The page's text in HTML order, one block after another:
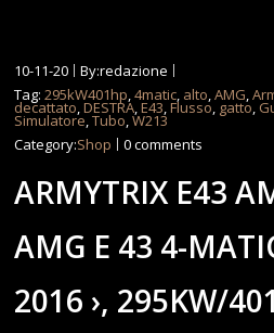
10-11-20
By:redazione
Tag:295kW401hp,4matic, alto,AMG,
decattato,DESTRA,E43,Flusso, gatto,
Simulatore,Tubo,W213
Category:Shop 0 comments
ARMYTRIX E43
AMG E 43 4-
2016 ›, 295KW/